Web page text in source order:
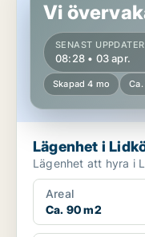
Vi
SENAST
08:28 • 03 apr.
Skapad 4 mo
Lägenhet i
Areal
Ca. 90 m2